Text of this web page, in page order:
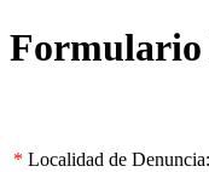
Formulario
* Localidad de Denuncia: